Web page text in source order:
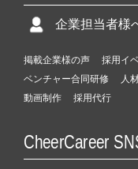
企業担当者様
掲載企業様の声 採用イ
ベンチャー合同研修
人
動画制作
採用代行
CheerCareer